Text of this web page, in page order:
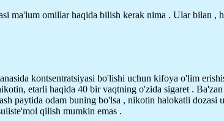
ma'lum omillar haqida bilish kerak nima . Ular bilan ,
kontsentratsiyasi bo'lishi uchun kifoya o'lim
etarli haqida 40 bir vaqtning o'zida sigaret .
paytida odam buning bo'lsa , nikotin halokatli
qilish mumkin emas .